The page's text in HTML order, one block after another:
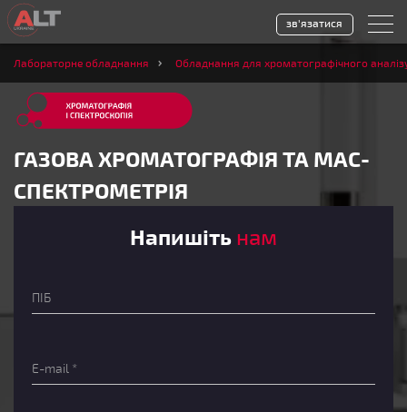
Лабораторне обладнання Обладнання для хроматографічного
ГАЗОВА ХРОМАТОГРАФІЯ ТА МАС-
СПЕКТРОМЕТРІЯ
Напишіть нам
зв'язатися